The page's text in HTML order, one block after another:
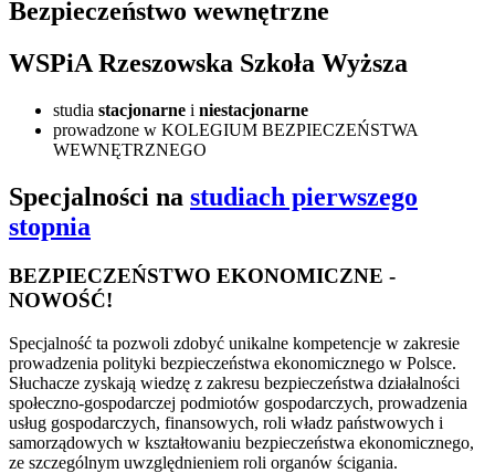
Bezpieczeństwo wewnętrzne
WSPiA Rzeszowska Szkoła Wyższa
studia stacjonarne i niestacjonarne
prowadzone w KOLEGIUM BEZPIECZEŃSTWA
WEWNĘTRZNEGO
Specjalności na studiach pierwszego
stopnia
BEZPIECZEŃSTWO EKONOMICZNE -
NOWOŚĆ!
Specjalność ta pozwoli zdobyć unikalne kompetencje w zakresie
prowadzenia polityki bezpieczeństwa ekonomicznego w Polsce.
Słuchacze zyskają wiedzę z zakresu bezpieczeństwa działalności
społeczno-gospodarczej podmiotów gospodarczych, prowadzenia
usług gospodarczych, finansowych, roli władz państwowych i
samorządowych w kształtowaniu bezpieczeństwa ekonomicznego,
ze szczególnym uwzględnieniem roli organów ścigania.